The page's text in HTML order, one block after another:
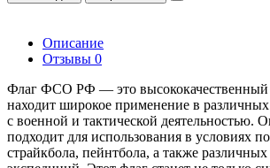
Описание
Отзывы 0
Флаг ФСО РФ — это высококачественный
находит широкое применение в
с военной и тактической деятельностью.
подходит для использования в условиях
страйкбола, пейнтбола, а также